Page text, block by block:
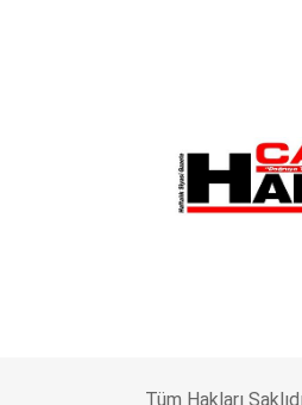
Tüm Hakları